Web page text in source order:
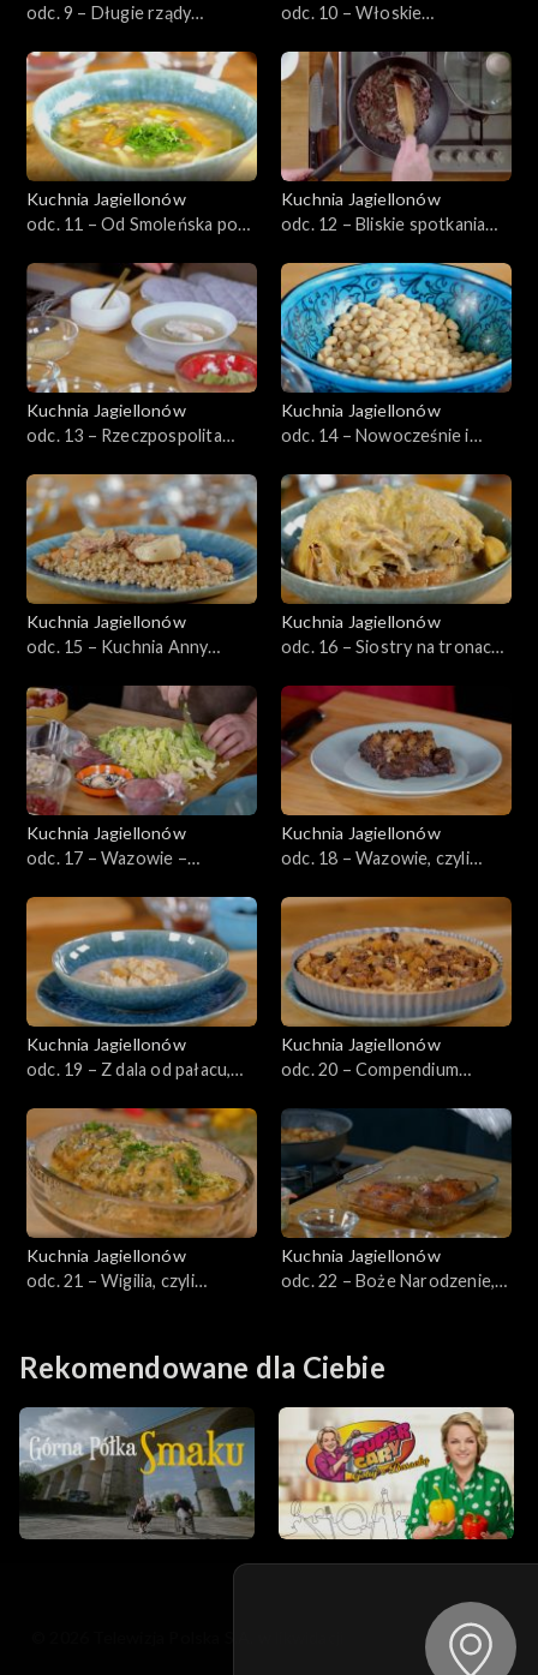
odc. 9 – Długie rządy
kosmopolityczna kuchnia
renesansu w szczytowej
formie
odc. 10 – Włoskie
czego nie przywiozła Bona
Kuchnia Jagiellonów
odc. 11 – Od Smoleńska po
Kuchnia Jagiellonów
odc. 12 – Bliskie spotkania
granicą
Kuchnia Jagiellonów
odc. 13 – Rzeczpospolita
kuchnia złotego wieku
Kuchnia Jagiellonów
odc. 14 – Nowocześnie i
zielniki
Kuchnia Jagiellonów
odc. 15 – Kuchnia Anny
Francją, a Włochami
Kuchnia Jagiellonów
odc. 16 – Siostry na tronach
Jagiellonek
Kuchnia Jagiellonów
odc. 17 – Wazowie –
kuchnia przełomu
Kuchnia Jagiellonów
odc. 18 – Wazowie, czyli
stole
Kuchnia Jagiellonów
odc. 19 – Z dala od pałacu,
polskiego
Kuchnia Jagiellonów
odc. 20 – Compendium
polska książka kucharska
Kuchnia Jagiellonów
odc. 21 – Wigilia, czyli
Kuchnia Jagiellonów
odc. 22 – Boże Narodzenie,
Rekomendowane dla Ciebie